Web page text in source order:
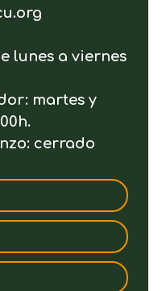
lunes a viernes
martes y
cerrado